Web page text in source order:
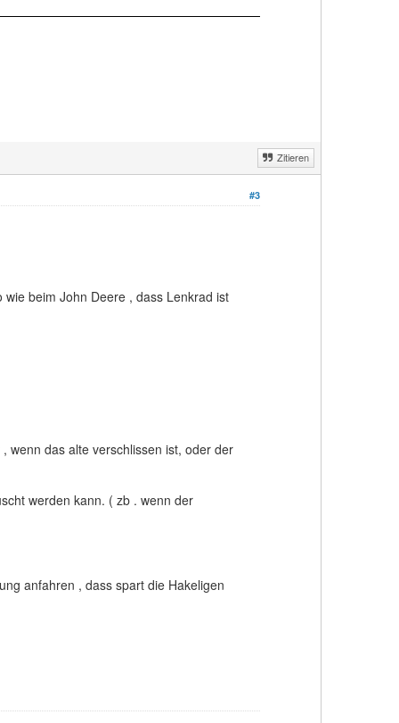
Zitieren
#3
beim John Deere , dass Lenkrad ist
wenn das alte verschlissen ist, oder der
werden kann. ( zb . wenn der
anfahren , dass spart die Hakeligen